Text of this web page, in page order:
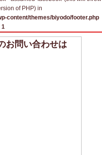
of PHP) in
content/themes/biyodo/footer.php
1